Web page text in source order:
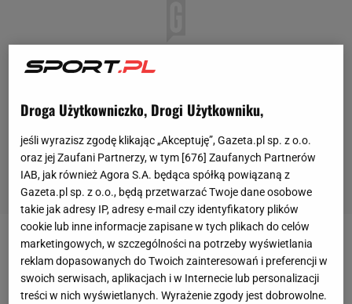
Bayern MonachiumzwycięzcąLigi Mistrzów!
Kluczowy moment finału rozgrywek przeciwko Paris
Saint-Germain nadszedł w 59. minucie.Serge
Droga Użytkowniczko, Drogi Użytkowniku,
jeśli wyrazisz zgodę klikając „Akceptuję”, Gazeta.pl sp. z o.o.
oraz jej Zaufani Partnerzy, w tym [676] Zaufanych Partnerów
IAB, jak również Agora S.A. będąca spółką powiązaną z
Gazeta.pl sp. z o.o., będą przetwarzać Twoje dane osobowe
takie jak adresy IP, adresy e-mail czy identyfikatory plików
cookie lub inne informacje zapisane w tych plikach do celów
marketingowych, w szczególności na potrzeby wyświetlania
reklam dopasowanych do Twoich zainteresowań i preferencji w
swoich serwisach, aplikacjach i w Internecie lub personalizacji
treści w nich wyświetlanych. Wyrażenie zgody jest dobrowolne.